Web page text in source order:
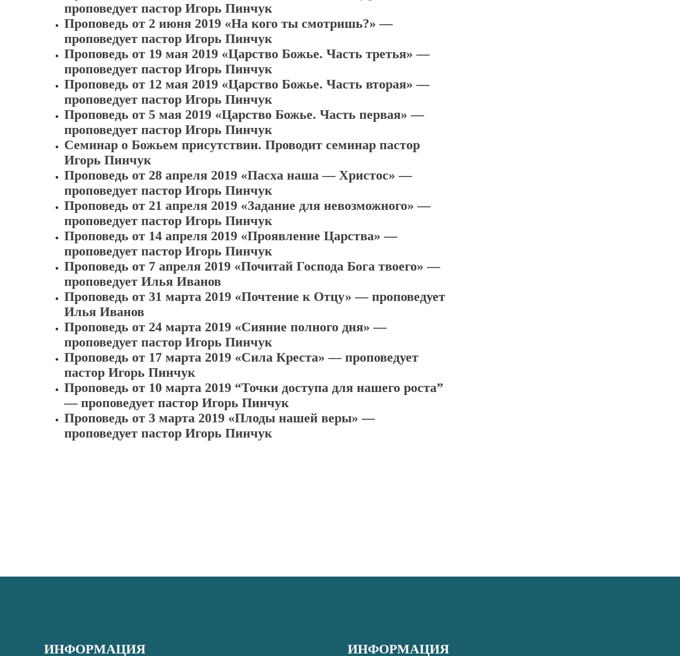
проповедует пастор Игорь Пинчук
Проповедь от 2 июня 2019 «На кого ты смотришь?» —
проповедует пастор Игорь Пинчук
Проповедь от 19 мая 2019 «Царство Божье. Часть третья» —
проповедует пастор Игорь Пинчук
Проповедь от 12 мая 2019 «Царство Божье. Часть вторая» —
проповедует пастор Игорь Пинчук
Проповедь от 5 мая 2019 «Царство Божье. Часть первая» —
проповедует пастор Игорь Пинчук
Семинар о Божьем присутствии. Проводит семинар пастор
Игорь Пинчук
Проповедь от 28 апреля 2019 «Пасха наша — Христос» —
проповедует пастор Игорь Пинчук
Проповедь от 21 апреля 2019 «Задание для невозможного» —
проповедует пастор Игорь Пинчук
Проповедь от 14 апреля 2019 «Проявление Царства» —
проповедует пастор Игорь Пинчук
Проповедь от 7 апреля 2019 «Почитай Господа Бога твоего» —
проповедует Илья Иванов
Проповедь от 31 марта 2019 «Почтение к Отцу» — проповедует
Илья Иванов
Проповедь от 24 марта 2019 «Сияние полного дня» —
проповедует пастор Игорь Пинчук
Проповедь от 17 марта 2019 «Сила Креста» — проповедует
пастор Игорь Пинчук
Проповедь от 10 марта 2019 “Точки доступа для нашего роста”
— проповедует пастор Игорь Пинчук
Проповедь от 3 марта 2019 «Плоды нашей веры» —
проповедует пастор Игорь Пинчук
ИНФОРМАЦИЯ ИНФОРМАЦИЯ